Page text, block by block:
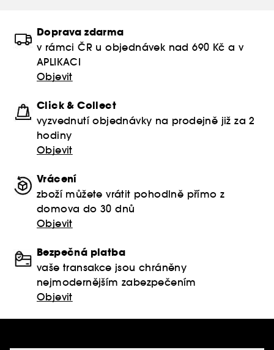
Doprava zdarma
v rámci ČR u objednávek nad 690 Kč a v
APLIKACI
Objevit
Click & Collect
vyzvednutí objednávky na prodejně již za 2
hodiny
Objevit
Vrácení
zboží můžete vrátit pohodlně přímo z
domova do 30 dnů
Objevit
Bezpečná platba
vaše transakce jsou chráněny
nejmodernějším zabezpečením
Objevit